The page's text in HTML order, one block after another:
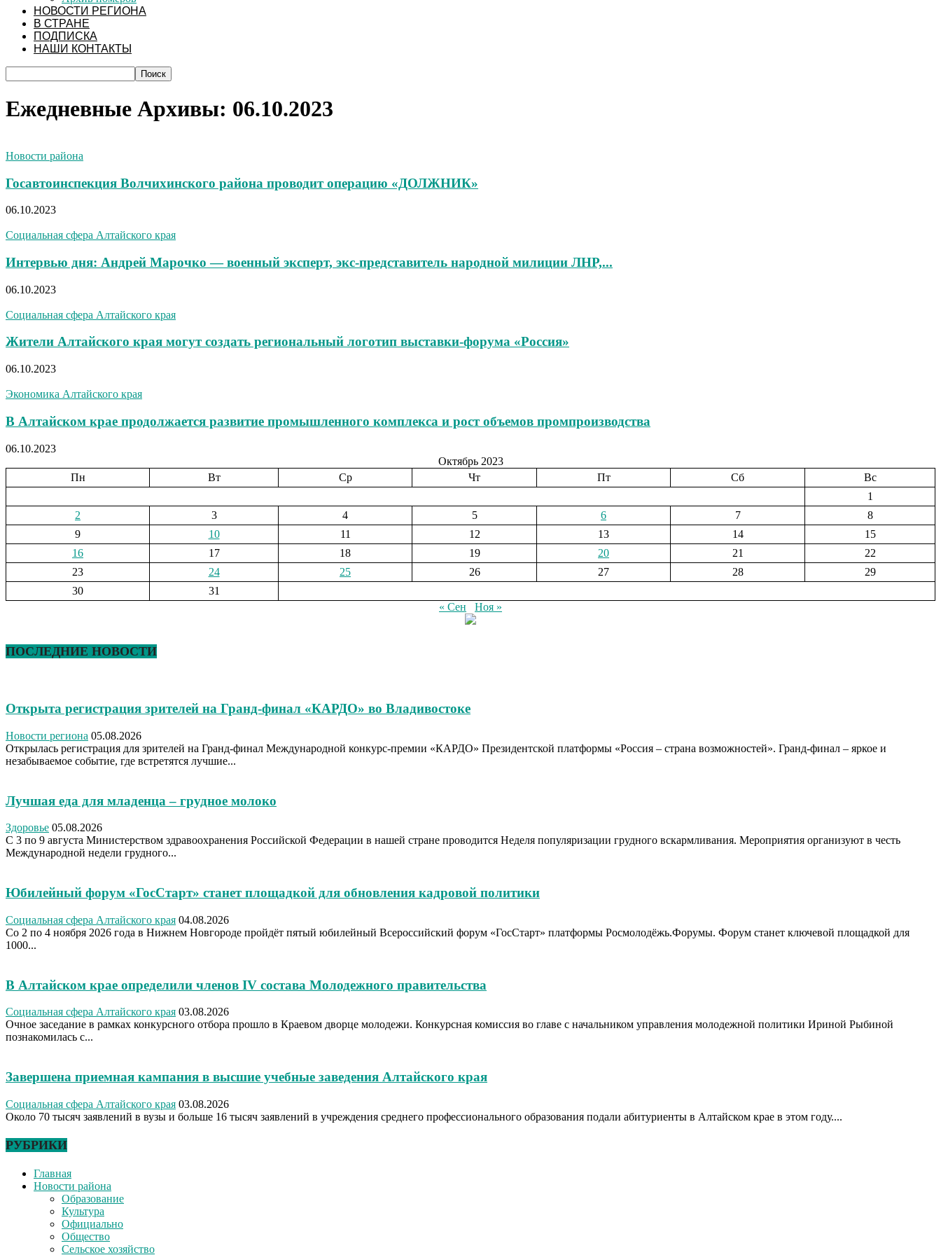
НОВОСТИ РЕГИОНА
В СТРАНЕ
ПОДПИСКА
НАШИ КОНТАКТЫ
Ежедневные Архивы: 06.10.2023
Новости района
Госавтоинспекция Волчихинского района проводит операцию «ДОЛЖНИК»
06.10.2023
Социальная сфера Алтайского края
Интервью дня: Андрей Марочко — военный эксперт, экс-представитель народной милиции ЛНР,...
06.10.2023
Социальная сфера Алтайского края
Жители Алтайского края могут создать региональный логотип выставки-форума «Россия»
06.10.2023
Экономика Алтайского края
В Алтайском крае продолжается развитие промышленного комплекса и рост объемов промпроизводства
06.10.2023
Октябрь 2023
Пн
Вт Ср Чт Пт Сб
Вс
1
2
3 4 5 6 7
8
9
10 11 12 13 14
15
16
17 18 19 20 21
22
23
24 25 26 27 28
29
30
31
« Сен
Ноя »
ПОСЛЕДНИЕ НОВОСТИ
Открыта регистрация зрителей на Гранд-финал «КАРДО» во Владивостоке
Новости региона 05.08.2026
Открылась регистрация для зрителей на Гранд-финал Международной конкурс-премии «КАРДО» Президентской платформы «Россия – страна возможностей». Гранд-финал – яркое и
незабываемое событие, где встретятся лучшие...
Лучшая еда для младенца – грудное молоко
Здоровье 05.08.2026
С 3 по 9 августа Министерством здравоохранения Российской Федерации в нашей стране проводится Неделя популяризации грудного вскармливания. Мероприятия организуют в честь
Международной недели грудного...
Юбилейный форум «ГосСтарт» станет площадкой для обновления кадровой политики
Социальная сфера Алтайского края 04.08.2026
Со 2 по 4 ноября 2026 года в Нижнем Новгороде пройдёт пятый юбилейный Всероссийский форум «ГосСтарт» платформы Росмолодёжь.Форумы. Форум станет ключевой площадкой для
1000...
В Алтайском крае определили членов IV состава Молодежного правительства
Социальная сфера Алтайского края 03.08.2026
Очное заседание в рамках конкурсного отбора прошло в Краевом дворце молодежи. Конкурсная комиссия во главе с начальником управления молодежной политики Ириной Рыбиной
познакомилась с...
Завершена приемная кампания в высшие учебные заведения Алтайского края
Социальная сфера Алтайского края 03.08.2026
Около 70 тысяч заявлений в вузы и больше 16 тысяч заявлений в учреждения среднего профессионального образования подали абитуриенты в Алтайском крае в этом году....
РУБРИКИ
Главная
Новости района
Образование
Культура
Официально
Общество
Сельское хозяйство